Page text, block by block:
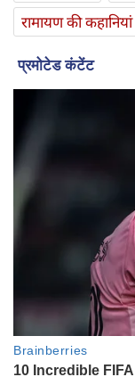
रामायण की कहानियां